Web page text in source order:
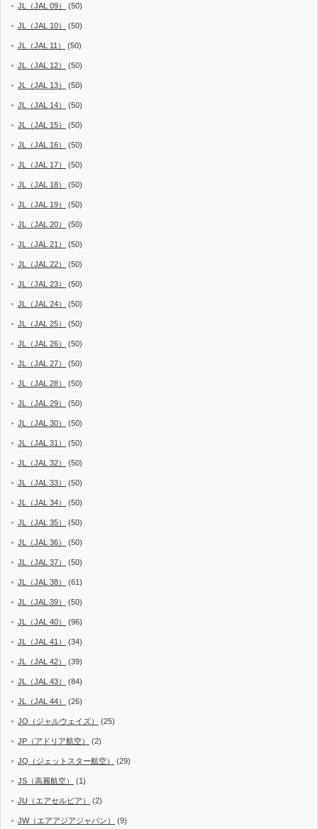
JL（JAL 09） (50)
JL（JAL 10） (50)
JL（JAL 11） (50)
JL（JAL 12） (50)
JL（JAL 13） (50)
JL（JAL 14） (50)
JL（JAL 15） (50)
JL（JAL 16） (50)
JL（JAL 17） (50)
JL（JAL 18） (50)
JL（JAL 19） (50)
JL（JAL 20） (50)
JL（JAL 21） (50)
JL（JAL 22） (50)
JL（JAL 23） (50)
JL（JAL 24） (50)
JL（JAL 25） (50)
JL（JAL 26） (50)
JL（JAL 27） (50)
JL（JAL 28） (50)
JL（JAL 29） (50)
JL（JAL 30） (50)
JL（JAL 31） (50)
JL（JAL 32） (50)
JL（JAL 33） (50)
JL（JAL 34） (50)
JL（JAL 35） (50)
JL（JAL 36） (50)
JL（JAL 37） (50)
JL（JAL 38） (61)
JL（JAL 39） (50)
JL（JAL 40） (96)
JL（JAL 41） (34)
JL（JAL 42） (39)
JL（JAL 43） (84)
JL（JAL 44） (26)
JO（ジャルウェイズ） (25)
JP（アドリア航空） (2)
JQ（ジェットスター航空） (29)
JS（高麗航空） (1)
JU（エアセルビア） (2)
JW（エアアジアジャパン） (9)